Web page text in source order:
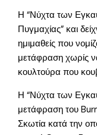
Η “Νύχτα των
Πυγμαχίας” και
ημιμαθείς που
μετάφραση χωρίς
κουλτούρα που
Η “Νύχτα των
μετάφραση του
Σκωτία κατά την